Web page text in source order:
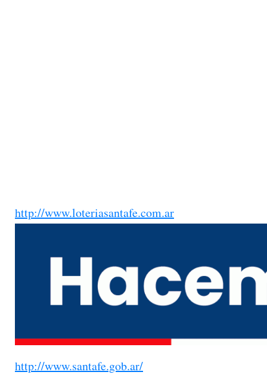
http://www.loteriasantafe.com.ar
http://www.santafe.gob.ar/